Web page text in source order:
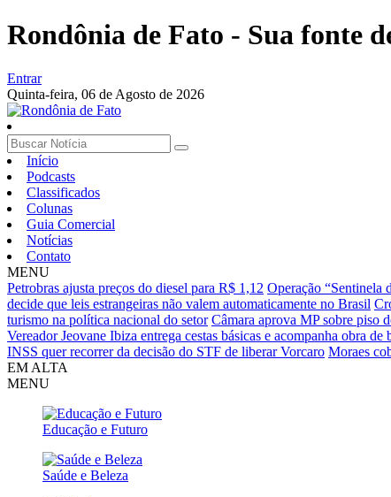
Rondônia de Fato - Sua fonte
Entrar
Quinta-feira, 06 de Agosto de 2026
Início
Podcasts
Classificados
Colunas
Guia Comercial
Notícias
Contato
MENU
Petrobras ajusta preços do diesel para R$ 1,12 Operação “Sentinela
decide que leis estrangeiras não valem automaticamente no Brasil
turismo na política nacional do setor Câmara aprova MP sobre piso
Vereador Jeovane Ibiza entrega cestas básicas e acompanha obra
INSS quer recorrer da decisão do STF de liberar Vorcaro Moraes
EM ALTA
MENU
Educação e Futuro
Saúde e Beleza